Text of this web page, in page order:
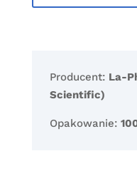
Producent: La-
Scientific)
Opakowanie: